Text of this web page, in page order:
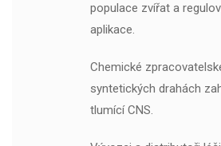
populace zvířat a
aplikace.
Chemické
syntetických drahách
tlumící CNS.